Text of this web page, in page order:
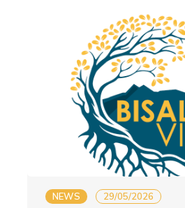
NEWS 29/05/2026